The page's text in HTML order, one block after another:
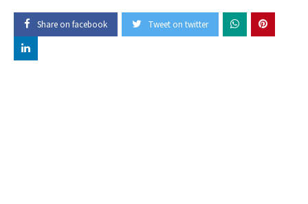
Share on facebook Tweet on twitter